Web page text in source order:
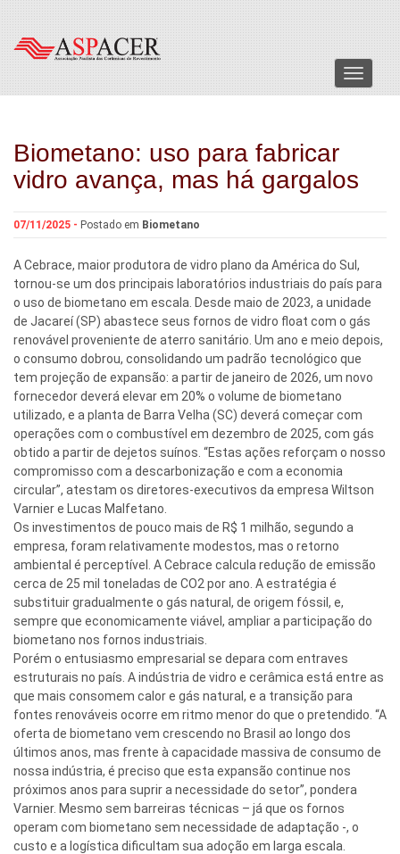
Menu
Biometano: uso para fabricar
vidro avança, mas há gargalos
07/11/2025 - Postado em Biometano
A Cebrace, maior produtora de vidro plano da América do Sul,
tornou-se um dos principais laboratórios industriais do país para
o uso de biometano em escala. Desde maio de 2023, a unidade
de Jacareí (SP) abastece seus fornos de vidro float com o gás
renovável proveniente de aterro sanitário. Um ano e meio depois,
o consumo dobrou, consolidando um padrão tecnológico que
tem projeção de expansão: a partir de janeiro de 2026, um novo
fornecedor deverá elevar em 20% o volume de biometano
utilizado, e a planta de Barra Velha (SC) deverá começar com
operações com o combustível em dezembro de 2025, com gás
obtido a partir de dejetos suínos. “Estas ações reforçam o nosso
compromisso com a descarbonização e com a economia
circular”, atestam os diretores-executivos da empresa Wiltson
Varnier e Lucas Malfetano.
Os investimentos de pouco mais de R$ 1 milhão, segundo a
empresa, foram relativamente modestos, mas o retorno
ambiental é perceptível. A Cebrace calcula redução de emissão
cerca de 25 mil toneladas de CO2 por ano. A estratégia é
substituir gradualmente o gás natural, de origem fóssil, e,
sempre que economicamente viável, ampliar a participação do
biometano nos fornos industriais.
Porém o entusiasmo empresarial se depara com entraves
estruturais no país. A indústria de vidro e cerâmica está entre as
que mais consomem calor e gás natural, e a transição para
fontes renováveis ocorre em ritmo menor do que o pretendido. “A
oferta de biometano vem crescendo no Brasil ao longo dos
últimos anos, mas frente à capacidade massiva de consumo de
nossa indústria, é preciso que esta expansão continue nos
próximos anos para suprir a necessidade do setor”, pondera
Varnier. Mesmo sem barreiras técnicas – já que os fornos
operam com biometano sem necessidade de adaptação -, o
custo e a logística dificultam sua adoção em larga escala.